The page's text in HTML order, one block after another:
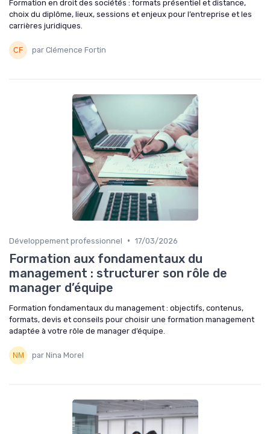
Formation en droit des sociétés : formats présentiel et distance,
choix du diplôme, lieux, sessions et enjeux pour l’entreprise et les
carrières juridiques.
par Clémence Fortin
Développement professionnel • 17/03/2026
Formation aux fondamentaux du
management : structurer son rôle de
manager d’équipe
Formation fondamentaux du management : objectifs, contenus,
formats, devis et conseils pour choisir une formation management
adaptée à votre rôle de manager d’équipe.
par Nina Morel